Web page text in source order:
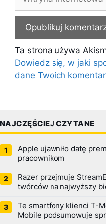
internetowa
Ta strona używa
Dowiedz się, w jaki
dane Twoich
NAJCZĘŚCIEJ CZYTANE
Apple ujawniło datę
pracownikom
Razer przejmuje
twórców na najwyższy
Te smartfony klienci T-
Mobile podsumowuje